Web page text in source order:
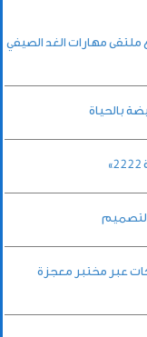
مهارات الغد الصيفي
بالحياة
التصميم
عبر مختبر معجزة